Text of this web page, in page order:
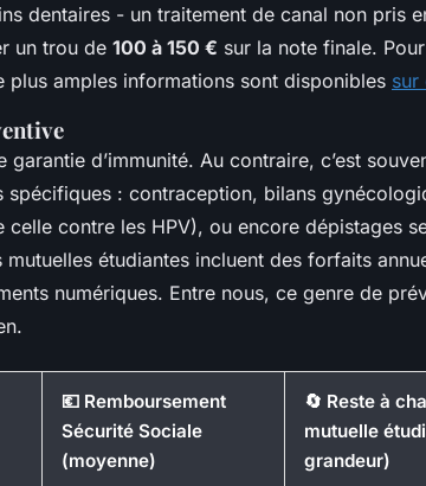
dentaires - un traitement de canal non pris
un trou de 100 à 150 € sur la note finale.
plus amples informations sont disponibles sur
garantie d’immunité. Au contraire, c’est
spécifiques : contraception, bilans
contre les HPV), ou encore dépistages
mutuelles étudiantes incluent des forfaits
numériques. Entre nous, ce genre de
💶 Remboursement
Sécurité Sociale
(moyenne)
🔄 Reste à
mutuelle
grandeur)